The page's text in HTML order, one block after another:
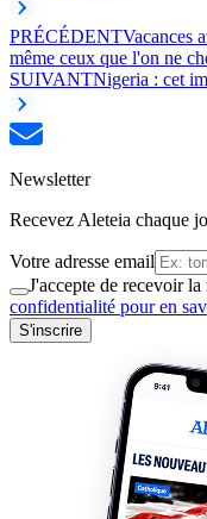
PRÉCÉDENTVacances
même ceux que l'on ne
SUIVANTNigeria : cet
Newsletter
Recevez Aleteia chaque
Votre adresse email
J'accepte de recevoir
confidentialité pour en
S'inscrire